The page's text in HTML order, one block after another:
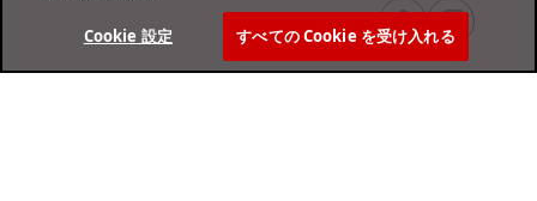
Cookie 設定 すべての Cookie を受け入れる